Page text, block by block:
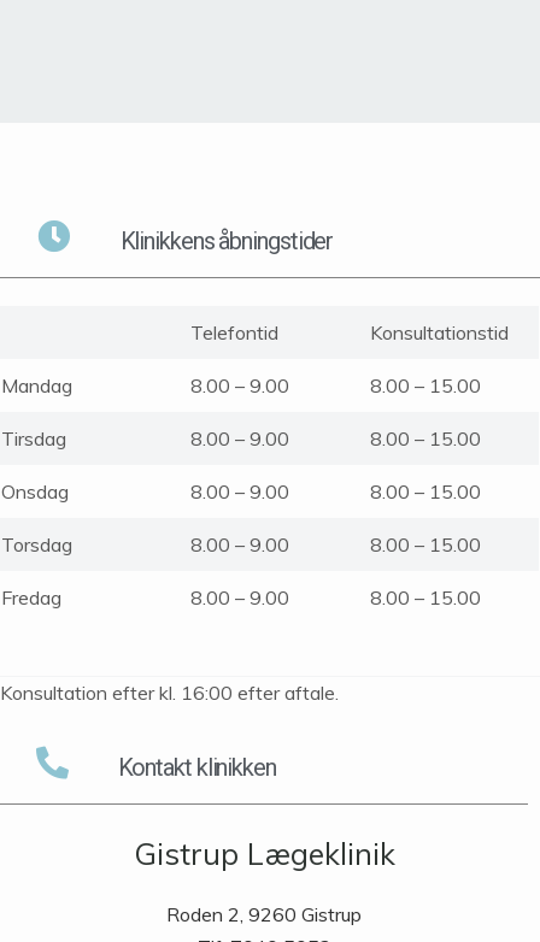
Klinikkens åbningstider
Telefontid Konsultationstid
Mandag 8.00 – 9.00 8.00 – 15.00
Tirsdag 8.00 – 9.00 8.00 – 15.00
Onsdag 8.00 – 9.00 8.00 – 15.00
Torsdag 8.00 – 9.00 8.00 – 15.00
Fredag 8.00 – 9.00 8.00 – 15.00
Konsultation efter kl. 16:00 efter aftale.
Kontakt klinikken
Gistrup Lægeklinik
Roden 2, 9260 Gistrup